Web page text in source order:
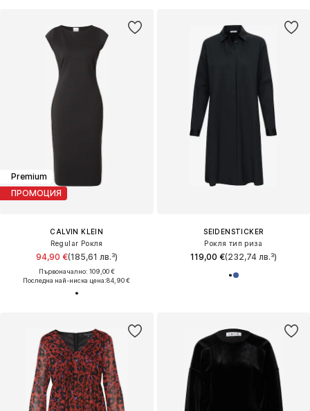
Premium
ПРОМОЦИЯ
CALVIN KLEIN
Regular Рокля
94,90 €(185,61 лв.³)
Първоначално: 109,00 €
Последна най-ниска цена:84,90 €
SEIDENSTICKER
Рокля тип риза
119,00 €(232,74 лв.³)